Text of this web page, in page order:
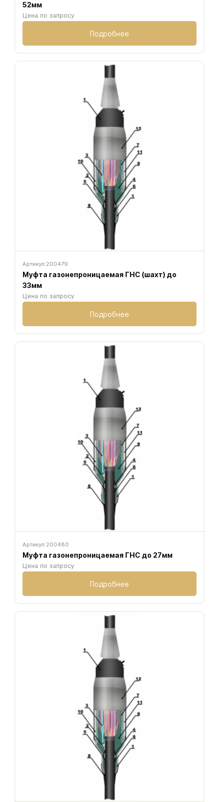
52мм
Цена по запросу
Подробнее
Артикул:200479
Муфта газонепроницаемая ГНС (шахт) до
33мм
Цена по запросу
Подробнее
Артикул:200480
Муфта газонепроницаемая ГНС до 27мм
Цена по запросу
Подробнее